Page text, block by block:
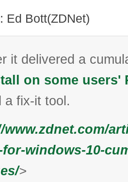
Ed Bott(ZDNet)
it delivered a
on some users'
a fix-it tool.
www.zdnet.com/
windows-10-
>